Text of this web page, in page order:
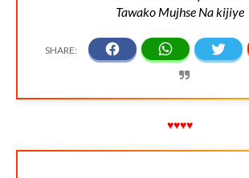
Tawako Mujhse Na kijiye
♥♥♥♥